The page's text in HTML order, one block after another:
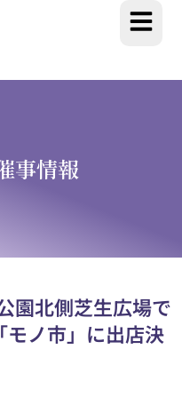
事情報
園北側芝生広場で
ノ市」に出店決